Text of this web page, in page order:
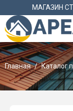
МАГАЗИН
Главная Каталог